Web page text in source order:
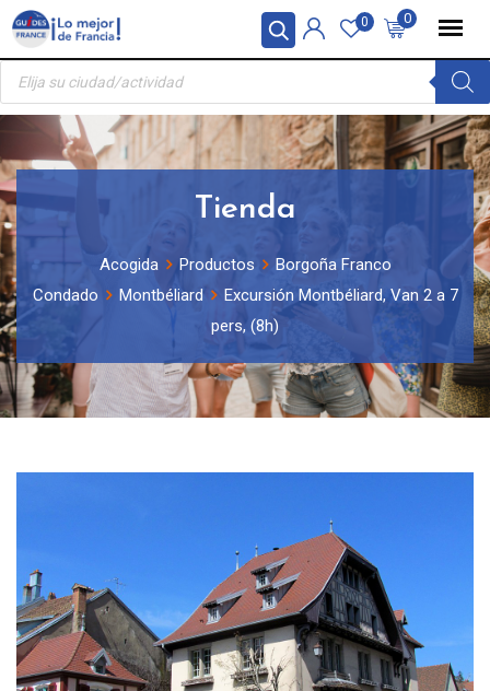
Panel de gestión de cookies
Skip
content
0
0
Búsqueda
productos
Tienda
Acogida Productos
Borgoña Franco
Condado
Montbéliard
Excursión Montbéliard, Van 2 a 7
pers, (8h)